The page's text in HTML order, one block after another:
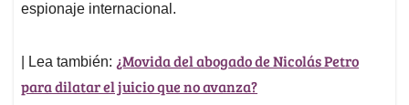
espionaje internacional.
| Lea también: ¿Movida del abogado de Nicolás Petro
para dilatar el juicio que no avanza?